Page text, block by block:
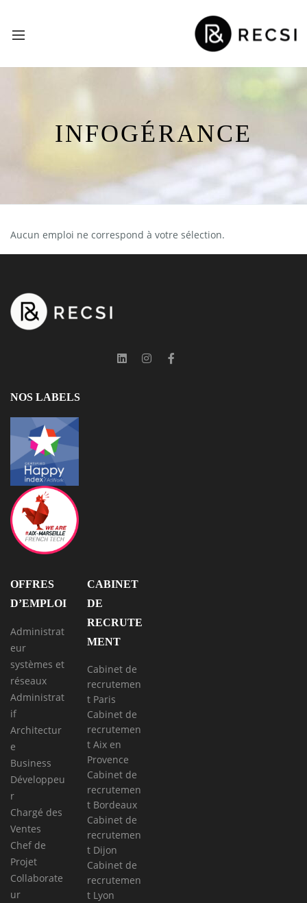
INFOGÉRANCE
Aucun emploi ne correspond à votre sélection.
NOS LABELS
OFFRES
D’EMPLOI
Administrat
eur
systèmes et
réseaux
Administrat
if
Architectur
e
Business
Développeu
r
Chargé des
Ventes
Chef de
Projet
Collaborate
ur
CABINET
DE
RECRUTE
MENT
Cabinet de
recrutemen
t Paris
Cabinet de
recrutemen
t Aix en
Provence
Cabinet de
recrutemen
t Bordeaux
Cabinet de
recrutemen
t Dijon
Cabinet de
recrutemen
t Lyon